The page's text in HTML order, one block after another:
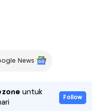
News
untuk
Follow